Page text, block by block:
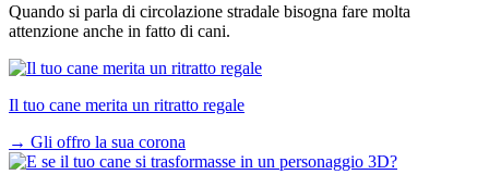
Quando si parla di circolazione stradale bisogna fare molta
attenzione anche in fatto di cani.
Il tuo cane merita un ritratto regale
→ Gli offro la sua corona